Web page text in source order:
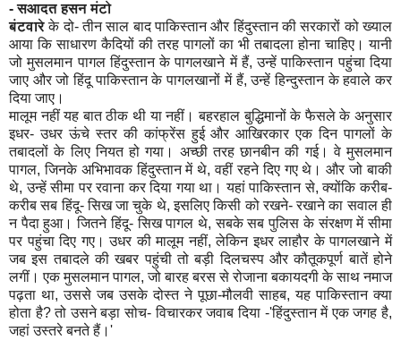
- सआदत हसन मंटो
बंटवारेके दो- तीन साल बाद पाकिस्तान और हिंदुस्तान की सरकारों को ख्याल
आया कि साधारण कैदियों की तरह पागलों का भी तबादला होना चाहिए। यानी
जो मुसलमान पागल हिंदुस्तान के पागलखाने में हैं, उन्हें पाकिस्तान पहुंचा दिया
जाए और जो हिंदू पाकिस्तान के पागलखानों में हैं, उन्हें हिन्दुस्तान के हवाले कर
दिया जाए।
मालूम नहीं यह बात ठीक थी या नहीं। बहरहाल बुद्धिमानों के फैसले के अनुसार
इधर- उधर ऊंचे स्तर की कांफ्रेंस हुई और आखिरकार एक दिन पागलों के
तबादलों के लिए नियत हो गया। अच्छी तरह छानबीन की गई। वे मुसलमान
पागल, जिनके अभिभावक हिंदुस्तान में थे, वहीं रहने दिए गए थे। और जो बाकी
थे, उन्हें सीमा पर रवाना कर दिया गया था। यहां पाकिस्तान से, क्योंकि करीब-
करीब सब हिंदू- सिख जा चुके थे, इसलिए किसी को रखने- रखाने का सवाल ही
न पैदा हुआ। जितने हिंदू- सिख पागल थे, सबके सब पुलिस के संरक्षण में सीमा
पर पहुंचा दिए गए। उधर की मालूम नहीं, लेकिन इधर लाहौर के पागलखाने में
जब इस तबादले की खबर पहुंची तो बड़ी दिलचस्प और कौतूकपूर्ण बातें होने
लगीं। एक मुसलमान पागल, जो बारह बरस से रोजाना बकायदगी के साथ नमाज
पढ़ता था, उससे जब उसके दोस्त ने पूछा-मौलवी साहब, यह पाकिस्तान क्या
होता है? तो उसने बड़ा सोच- विचारकर जवाब दिया -'हिंदुस्तान में एक जगह है,
जहां उस्तरे बनते हैं।'